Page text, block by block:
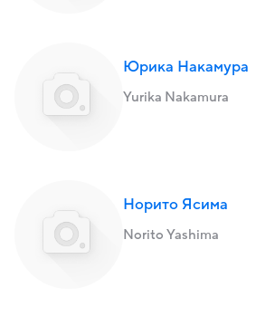
Юрика Накамура
Yurika Nakamura
Норито Ясима
Norito Yashima